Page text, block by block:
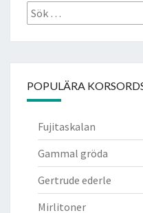
Sök
efter:
POPULÄRA
Fujitaskalan
Gammal gröda
Gertrude ederle
Mirlitoner